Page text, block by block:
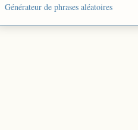
Générateur de phrases aléatoires